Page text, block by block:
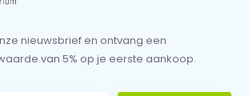
nieuwsbrief en ontvang een
van 5% op je eerste aankoop.